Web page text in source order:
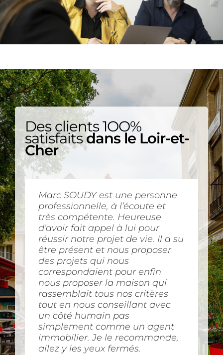
Des clients 1OO%
satisfaitsdans le Loir-et-
Cher
Marc SOUDY est une personne
professionnelle, à l’écoute et
très compétente. Heureuse
d’avoir fait appel à lui pour
réussir notre projet de vie. Il a su
être présent et nous proposer
des projets qui nous
correspondaient pour enfin
nous proposer la maison qui
rassemblait tous nos critères
tout en nous conseillant avec
un côté humain pas
simplement comme un agent
immobilier. Je le recommande,
allez y les yeux fermés.
Agent immobilier très
compétent, ayant un bon sens
relationnel et à l écoute de ses
clients ainsi que de ses
vendeurs. Grâce à lui, nous
avons réussi à trouver un bien
qui rassemblait nos critères.
Nous avons pu y rentrer en à
peine 1 mois et demi !
Amandine C.
Super professionnel, belle
rencontre . Mr Soudy ne lâche
rien , et grâce à tout ça ma
maison est partie en deux
semaine alors qu’elle était dans
une autre agence depuis plus
de huit mois … Un grand merci
à lui .
Cédric C.
Notre expérience avec M
Ripault a été des plus agréable.
Toujours à l’écoute, avec
beaucoup de bienveillance.
Notre transaction s’est déroulée
sans aucune difficultés et nous
en sommes ravis.
Maryse P.